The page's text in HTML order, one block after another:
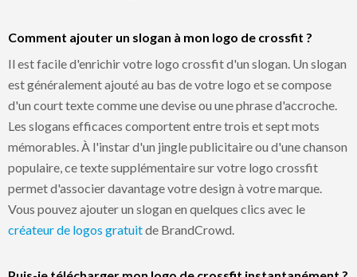
Comment ajouter un slogan à mon logo de crossfit ?
Il est facile d'enrichir votre logo crossfit d'un slogan. Un slogan
est généralement ajouté au bas de votre logo et se compose
d'un court texte comme une devise ou une phrase d'accroche.
Les slogans efficaces comportent entre trois et sept mots
mémorables. À l'instar d'un jingle publicitaire ou d'une chanson
populaire, ce texte supplémentaire sur votre logo crossfit
permet d'associer davantage votre design à votre marque.
Vous pouvez ajouter un slogan en quelques clics avec le
créateur de logos gratuitde BrandCrowd.